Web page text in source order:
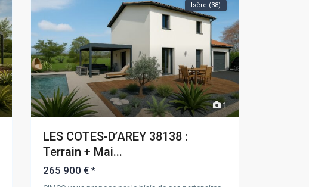
1
Isère (38)
LES COTES-D’AREY 38138 :
Terrain + Mai...
265 900 € *